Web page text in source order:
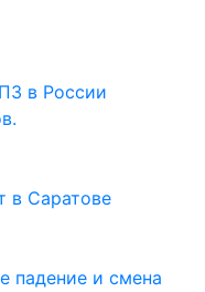
в России
в Саратове
падение и смена